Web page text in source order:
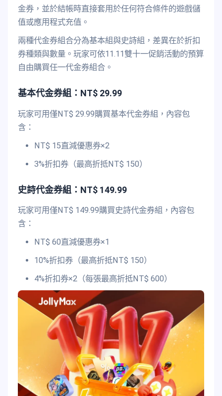
金券，並於結帳時直接套用於任何符合條件的遊戲儲
值或應用程式充值。
兩種代金券組合分為基本組與史詩組，差異在於折扣
券種類與數量。玩家可依11.11雙十一促銷活動的預算
自由購買任一代金券組合。
基本代金券組：NT$ 29.99
玩家可用僅NT$ 29.99購買基本代金券組，內容包
含：
NT$ 15直減優惠券×2
3%折扣券（最高折抵NT$ 150）
史詩代金券組：NT$ 149.99
玩家可用僅NT$ 149.99購買史詩代金券組，內容包
含：
NT$ 60直減優惠券×1
10%折扣券（最高折抵NT$ 150）
4%折扣券×2（每張最高折抵NT$ 600）